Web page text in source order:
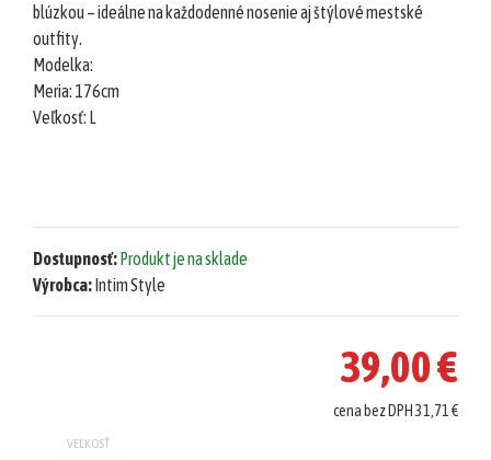
Vianočné
šaty
Vianočné
šaty
blúzkou – ideálne na každodenné nosenie aj štýlové mestské
outfity.
Modelka:
Meria: 176cm
Veľkosť: L
Dostupnosť:Produkt je na sklade
Výrobca:Intim Style
39,00 €
cena bez DPH 31,71 €
VEĽKOSŤ